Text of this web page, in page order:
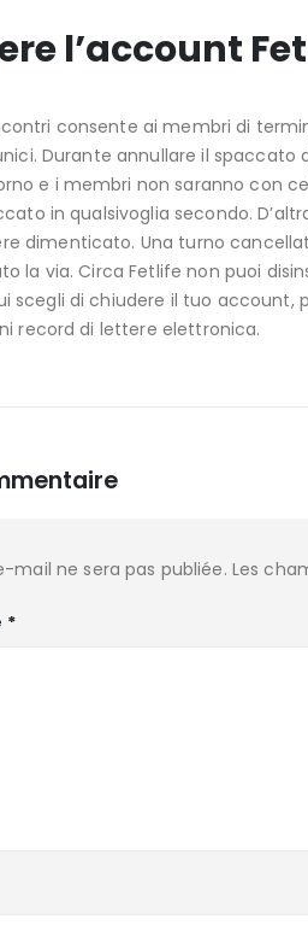
l’account
consente ai membri di
Durante annullare il spaccato
e i membri non saranno con
in qualsivoglia secondo.
dimenticato. Una turno
la via. Circa Fetlife non puoi
scegli di chiudere il tuo account,
record di lettere elettronica.
mail ne sera pas publiée. Les
*